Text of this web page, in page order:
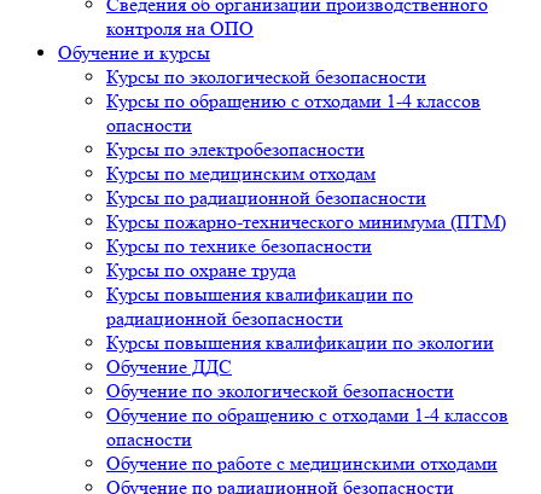
контроля на ОПО
Обучение и курсы
Курсы по экологической безопасности
Курсы по обращению с отходами 1-4 классов
опасности
Курсы по электробезопасности
Курсы по медицинским отходам
Курсы по радиационной безопасности
Курсы пожарно-технического минимума (ПТМ)
Курсы по технике безопасности
Курсы по охране труда
Курсы повышения квалификации по
радиационной безопасности
Курсы повышения квалификации по экологии
Обучение ДДС
Обучение по экологической безопасности
Обучение по обращению с отходами 1-4 классов
опасности
Обучение по работе с медицинскими отходами
Обучение по радиационной безопасности